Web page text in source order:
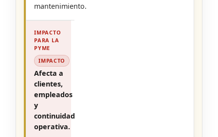
mantenimiento.
IMPACTO
Afecta a
clientes,
empleados
y
continuidad
operativa.